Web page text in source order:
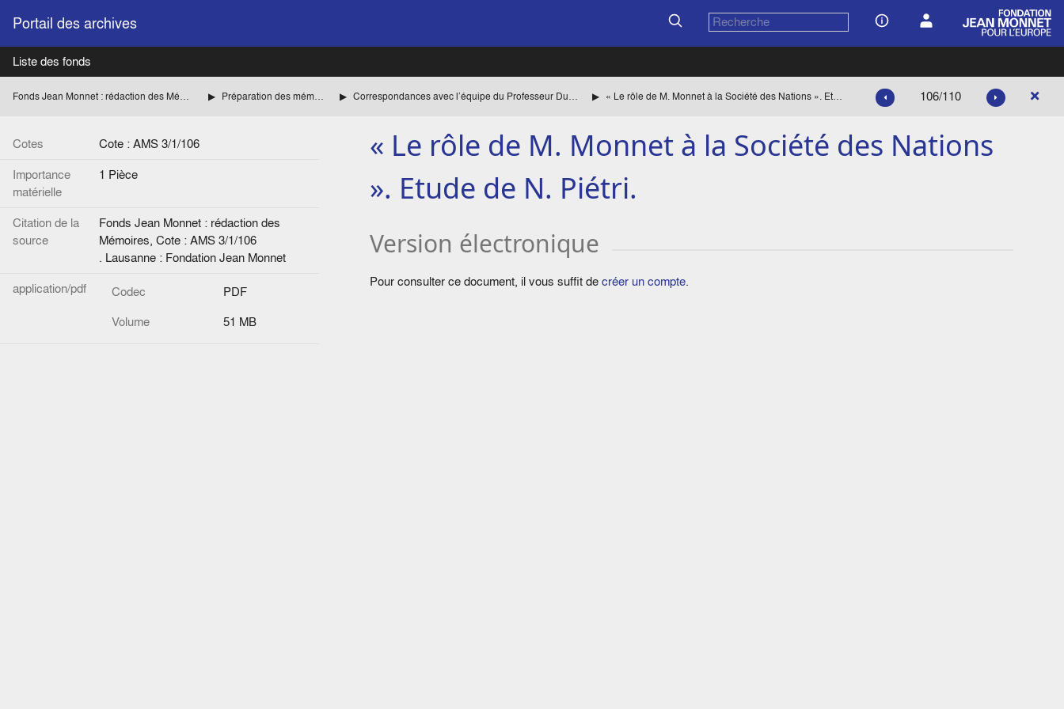
Portail des archives
Liste des fonds
Fonds Jean Monnet : rédaction des Mémoires Préparation des mémoires Correspondances avec l’équipe du Professeur Duroselle « Le rôle de M. Monnet à la Société des Nations ». Etude de N. Piétri. 106/110
Cotes
Cote : AMS 3/1/106
Importance
matérielle
1 Pièce
Citation de la
source
Fonds Jean Monnet : rédaction des
Mémoires, Cote : AMS 3/1/106
. Lausanne : Fondation Jean Monnet
application/pdf
Codec
PDF
Volume
51 MB
« Le rôle de M. Monnet à la Société des Nations
». Etude de N. Piétri.
Version électronique
Pour consulter ce document, il vous suffit decréer un compte.